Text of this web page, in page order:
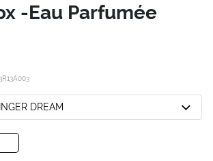
-Eau Parfumée
DREAM